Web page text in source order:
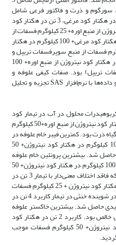
سورگوم و ذرت و فاکتور فرعی شامل
سیستم‌های کوددهی (شاهد، 4 تن در هکتار کود مرغی، 3 تن در هکتار کود
مرغی+ 50 کیلوگرم در هکتار کود نیتروژن از منبع اوره+ 25 کیلوگرم فسفات از
منبع سوپرفسفات تریپل ، 2 تن در هکتار کود مرغی+ 100 کیلوگرم در هکتار
از منبع اوره+ 50 کیلوگرم فسفات از منبع سوپرفسفات تریپل و
کود شیمیایی کامل (200 کیلوگرم در هکتار کود نیتروژن از منبع اوره+ 100
تریپل) بود. صفات کیفی علوفه و
عملکرد بیولوژیک اندازه‌گیری شد و داده‌ها با نرم‌افزار SAS تجزیه و تحلیل
محلول در آب در تیمار کود
شیمیایی کامل و 100 کیلوگرم در هکتار کود نیتروژن از منبع اوره+50 کیلوگرم
ذرت بود. کمترین فیبر خام علوفه در
تیمار 2 تن در هکتار کود مرغی+100 کیلوگرم در هکتار کود نیتروژن+ 50
شد. بیشترین پروتئین خام علوفه
در تیمار 2 تن در هکتار کود مرغی+ 100 کیلوگرم در هکتار کود نیتروژن+ 50
کیلوگرم فسفات در گیاه ذرت بود که فاقد اختلاف معنی‌دار با تیمار 3 تن در
هکتار کود مرغی + 50 کیلوگرم در هکتار کود نیتروژن + 25 کیلوگرم فسفات
بود. بیشترین مقدار الیاف نامحلول در شوینده خنثی در تیمار کاربرد 4 تن در
حاصل شد. بیشترین خاکستر علوفه
مربوط به تیمار کاربرد کود شیمیایی خالص بود. کاربرد 2 تن در هکتار کود
مرغی+ 100 کیلوگرم در هکتار کود نیتروژن+ 50 کیلوگرم فسفات موجب